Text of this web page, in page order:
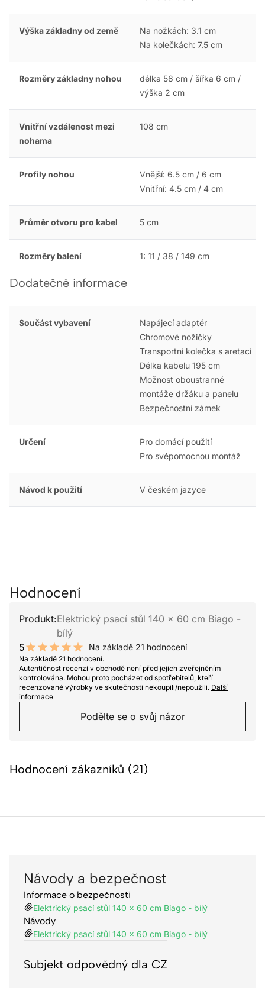
Výška základny od země
Na nožkách: 3.1 cm
Na kolečkách: 7.5 cm
Rozměry základny nohou
délka 58 cm / šířka 6 cm /
výška 2 cm
Vnitřní vzdálenost mezi
nohama
108 cm
Profily nohou
Vnější: 6.5 cm / 6 cm
Vnitřní: 4.5 cm / 4 cm
Průměr otvoru pro kabel 5 cm
Rozměry balení 1: 11 / 38 / 149 cm
Dodatečné informace
Součást vybavení
Napájecí adaptér
Chromové nožičky
Transportní kolečka s aretací
Délka kabelu 195 cm
Možnost oboustranné
montáže držáku a panelu
Bezpečnostní zámek
Určení
Pro domácí použití
Pro svépomocnou montáž
Návod k použití V českém jazyce
Hodnocení
Produkt:Elektrický psací stůl 140 x 60 cm Biago -
bílý
5
10 out of 10 stars
Na základě 21 hodnocení
Na základě 21 hodnocení.
Autentičnost recenzí v obchodě není před jejich zveřejněním
kontrolována. Mohou proto pocházet od spotřebitelů, kteří
recenzované výrobky ve skutečnosti nekoupili/nepoužili. Další
informace
Podělte se o svůj názor
Hodnocení zákazníků (21)
Návody a bezpečnost
Informace o bezpečnosti
Elektrický psací stůl 140 x 60 cm Biago - bílý
Návody
Elektrický psací stůl 140 x 60 cm Biago - bílý
Subjekt odpovědný dla CZ